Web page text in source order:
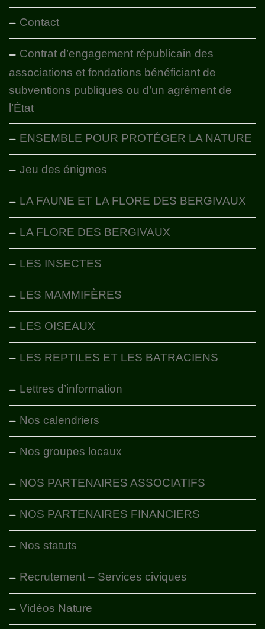
Contact
Contrat d’engagement républicain des
associations et fondations bénéficiant de
subventions publiques ou d’un agrément de
l’État
ENSEMBLE POUR PROTÉGER LA NATURE
Jeu des énigmes
LA FAUNE ET LA FLORE DES BERGIVAUX
LA FLORE DES BERGIVAUX
LES INSECTES
LES MAMMIFÈRES
LES OISEAUX
LES REPTILES ET LES BATRACIENS
Lettres d’information
Nos calendriers
Nos groupes locaux
NOS PARTENAIRES ASSOCIATIFS
NOS PARTENAIRES FINANCIERS
Nos statuts
Recrutement – Services civiques
Vidéos Nature